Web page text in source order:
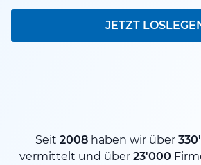
JETZT
Seit 2008 haben wir über
vermittelt und über 23'000